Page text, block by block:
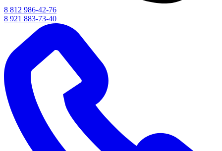
8 812 986-42-76
8 921 883-73-40